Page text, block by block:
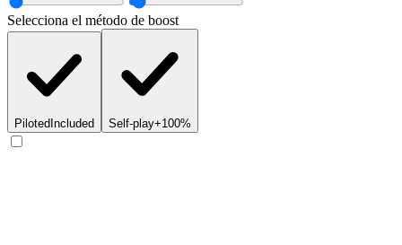
Selecciona el método de boost
Piloted Included Self-play+100%